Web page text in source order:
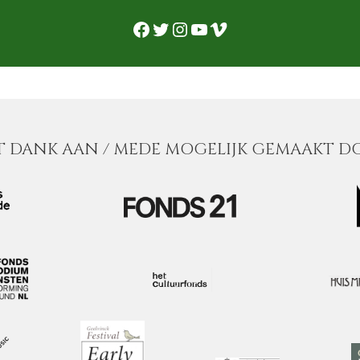
Facebook
Twitter
Instagram
YouTube
Vimeo
DANK AAN / MEDE MOGELIJK GEMAAKT